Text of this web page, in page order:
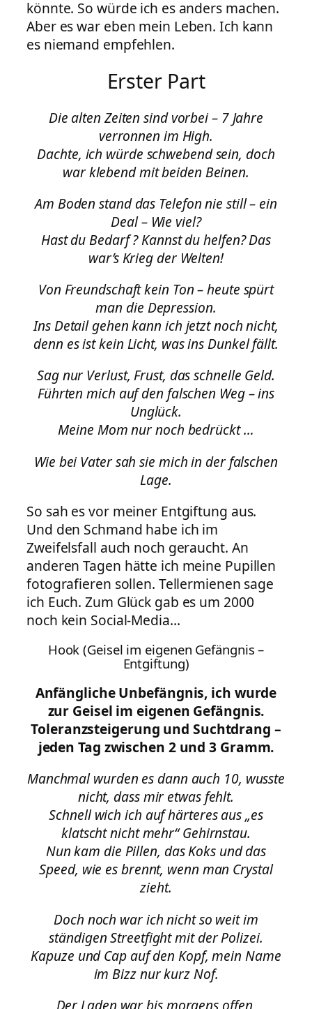
könnte. So würde ich es anders machen.
Aber es war eben mein Leben. Ich kann
es niemand empfehlen.
Erster Part
Die alten Zeiten sind vorbei – 7 Jahre
verronnen im High.
Dachte, ich würde schwebend sein, doch
war klebend mit beiden Beinen.
Am Boden stand das Telefon nie still – ein
Deal – Wie viel?
Hast du Bedarf ? Kannst du helfen? Das
war’s Krieg der Welten!
Von Freundschaft kein Ton – heute spürt
man die Depression.
Ins Detail gehen kann ich jetzt noch nicht,
denn es ist kein Licht, was ins Dunkel fällt.
Sag nur Verlust, Frust, das schnelle Geld.
Führten mich auf den falschen Weg – ins
Unglück.
Meine Mom nur noch bedrückt …
Wie bei Vater sah sie mich in der falschen
Lage.
So sah es vor meiner Entgiftung aus.
Und den Schmand habe ich im
Zweifelsfall auch noch geraucht. An
anderen Tagen hätte ich meine Pupillen
fotografieren sollen. Tellermienen sage
ich Euch. Zum Glück gab es um 2000
noch kein Social-Media…
Hook (Geisel im eigenen Gefängnis –
Entgiftung)
Anfängliche Unbefängnis, ich wurde
zur Geisel im eigenen Gefängnis.
Toleranzsteigerung und Suchtdrang –
jeden Tag zwischen 2 und 3 Gramm.
Manchmal wurden es dann auch 10, wusste
nicht, dass mir etwas fehlt.
Schnell wich ich auf härteres aus „es
klatscht nicht mehr“ Gehirnstau.
Nun kam die Pillen, das Koks und das
Speed, wie es brennt, wenn man Crystal
zieht.
Doch noch war ich nicht so weit im
ständigen Streetfight mit der Polizei.
Kapuze und Cap auf den Kopf, mein Name
im Bizz nur kurz Nof.
Der Laden war bis morgens offen,